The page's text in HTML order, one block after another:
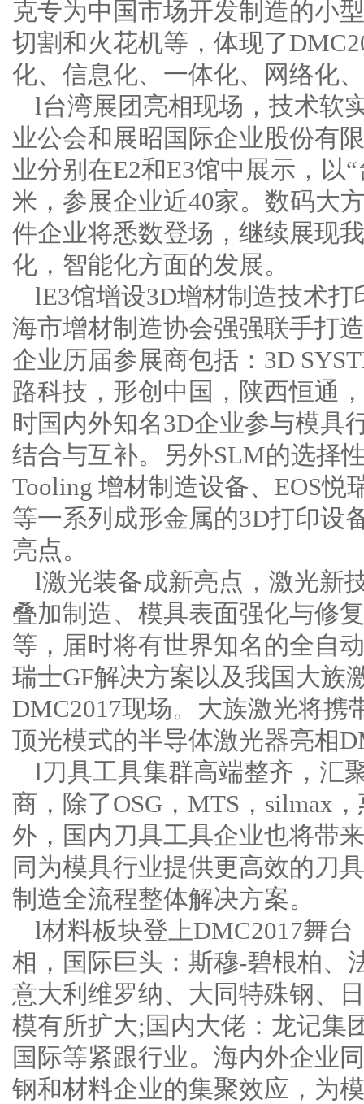
克专为中国市场开发制造的小
切割和火花机等，体现了
化、信息化、一体化、网络化
l台湾展团亮相现场，技术软
业公会和展昭国际企业股份有
业分别在E2和E3馆中展示，以
米，参展企业近40家。数码大
件企业将悉数登场，继续展现
化，智能化方面的发展。
lE3馆增设3D增材制造技术
海市增材制造协会强强联手打
企业历届参展商包括：3D
路科技，形创中国，陕西恒通
时国内外知名3D企业参与模具
结合与互补。另外SLM的选择
Tooling 增材制造设备、EOS
等一系列成形金属的3D打印设
亮点。
l激光装备成新亮点，激光新
叠加制造、模具表面强化与修
等，届时将有世界知名的全
瑞士GF解决方案以及我国大族
DMC2017现场。大族激光将携
顶光模式的半导体激光器亮相
l刀具工具集群高端整齐，汇
商，除了OSG，MTS，silmax
外，国内刀具工具企业也将带
同为模具行业提供更高效的刀
制造全流程整体解决方案。
l材料板块登上DMC2017舞
相，国际巨头：斯穆-碧根柏、
意大利维罗纳、大同特殊钢、
模有所扩大;国内大佬：龙记集
国际等紧跟行业。海内外企业
钢和材料企业的集聚效应，为